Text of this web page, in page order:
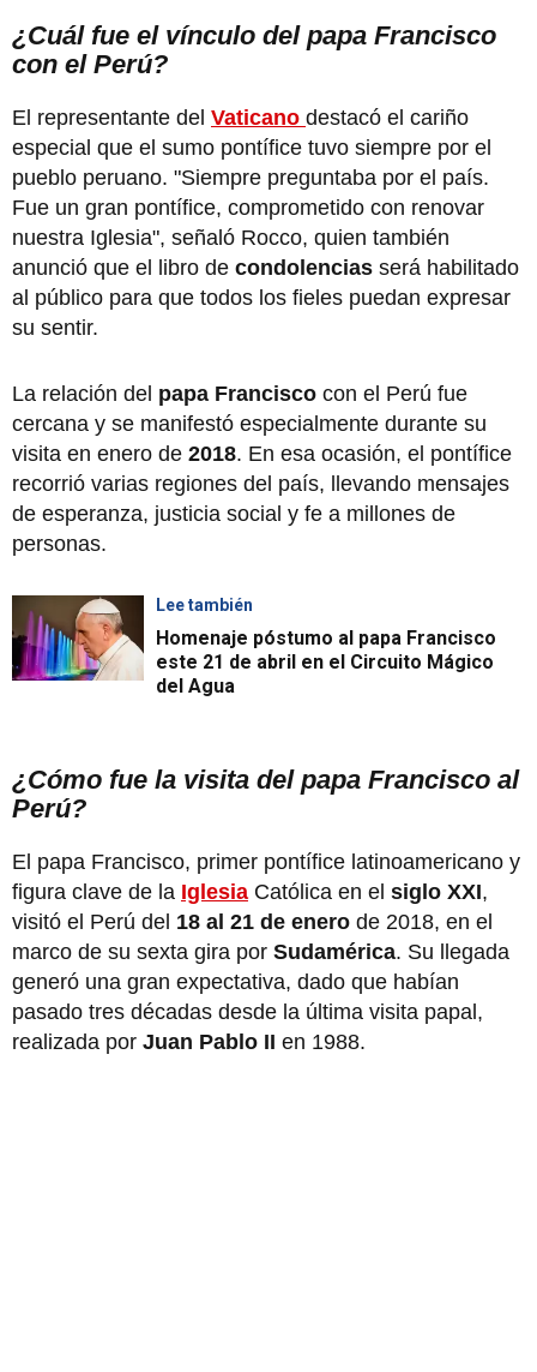
¿Cuál fue el vínculo del papa Francisco
con el Perú?
El representante del Vaticano destacó el cariño
especial que el sumo pontífice tuvo siempre por el
pueblo peruano. "Siempre preguntaba por el país.
Fue un gran pontífice, comprometido con renovar
nuestra Iglesia", señaló Rocco, quien también
anunció que el libro de condolencias será habilitado
al público para que todos los fieles puedan expresar
su sentir.
La relación del papa Francisco con el Perú fue
cercana y se manifestó especialmente durante su
visita en enero de 2018. En esa ocasión, el pontífice
recorrió varias regiones del país, llevando mensajes
de esperanza, justicia social y fe a millones de
personas.
Lee también
Homenaje póstumo al papa Francisco
este 21 de abril en el Circuito Mágico
del Agua
¿Cómo fue la visita del papa Francisco al
Perú?
El papa Francisco, primer pontífice latinoamericano y
figura clave de la Iglesia Católica en el siglo XXI,
visitó el Perú del 18 al 21 de enero de 2018, en el
marco de su sexta gira por Sudamérica. Su llegada
generó una gran expectativa, dado que habían
pasado tres décadas desde la última visita papal,
realizada por Juan Pablo II en 1988.